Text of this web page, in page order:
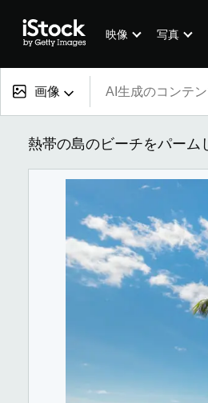
映像 写真
画像
画像
写真
イラスト
ベクター
熱帯の島のビーチをパーム